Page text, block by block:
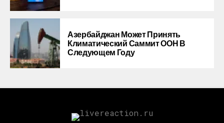
Азербайджан Может Принять
Климатический Саммит ООН В
Следующем Году